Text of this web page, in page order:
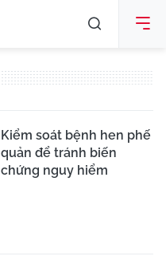
Kiểm soát bệnh hen phế
quản để tránh biến
chứng nguy hiểm